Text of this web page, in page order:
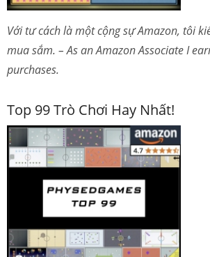
Với tư cách là một cộng sự Amazon, tôi
mua sắm. – As an Amazon Associate I
purchases.
Top 99 Trò Chơi Hay Nhất!